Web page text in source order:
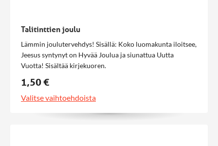
Talitinttien joulu
Lämmin joulutervehdys! Sisällä: Koko luomakunta iloitsee,
Jeesus syntynyt on Hyvää Joulua ja siunattua Uutta
Vuotta! Sisältää kirjekuoren.
1,50 €
Valitse vaihtoehdoista